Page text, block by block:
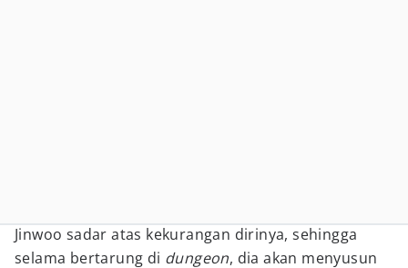
Jinwoo sadar atas kekurangan dirinya, sehingga
selama bertarung di dungeon, dia akan menyusun